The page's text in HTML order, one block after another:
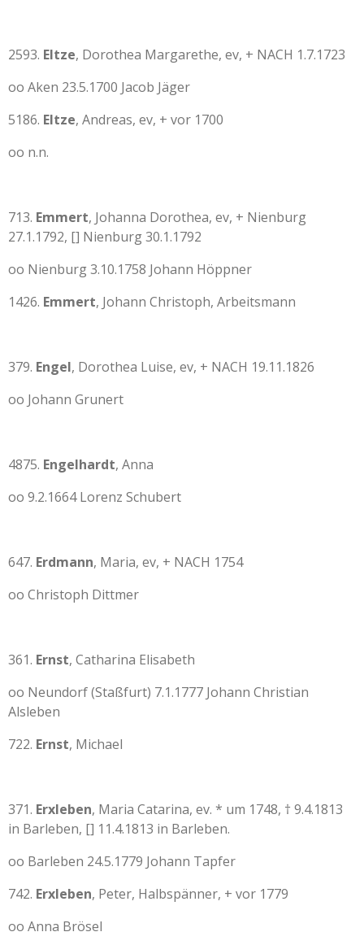
2593. Eltze, Dorothea Margarethe, ev, + NACH 1.7.1723
oo Aken 23.5.1700 Jacob Jäger
5186. Eltze, Andreas, ev, + vor 1700
oo n.n.
713. Emmert, Johanna Dorothea, ev, + Nienburg
27.1.1792, [] Nienburg 30.1.1792
oo Nienburg 3.10.1758 Johann Höppner
1426. Emmert, Johann Christoph, Arbeitsmann
379. Engel, Dorothea Luise, ev, + NACH 19.11.1826
oo Johann Grunert
4875. Engelhardt, Anna
oo 9.2.1664 Lorenz Schubert
647. Erdmann, Maria, ev, + NACH 1754
oo Christoph Dittmer
361. Ernst, Catharina Elisabeth
oo Neundorf (Staßfurt) 7.1.1777 Johann Christian
Alsleben
722. Ernst, Michael
371. Erxleben, Maria Catarina, ev. * um 1748, † 9.4.1813
in Barleben, [] 11.4.1813 in Barleben.
oo Barleben 24.5.1779 Johann Tapfer
742. Erxleben, Peter, Halbspänner, + vor 1779
oo Anna Brösel